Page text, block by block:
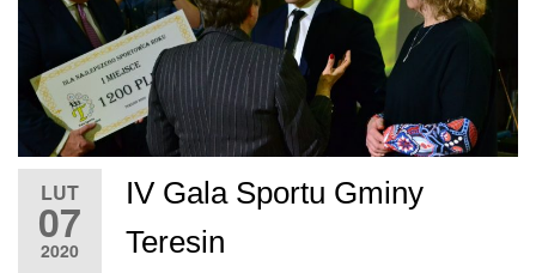
LUT
07
2020
IV Gala Sportu Gminy
Teresin